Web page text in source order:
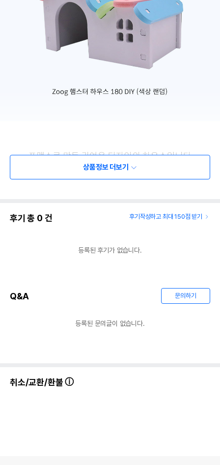
상품정보 더보기
후기 총 0 건 후기작성하고 최대 150점 받기
등록된 후기가 없습니다.
Q&A 문의하기
등록된 문의글이 없습니다.
취소/교환/환불